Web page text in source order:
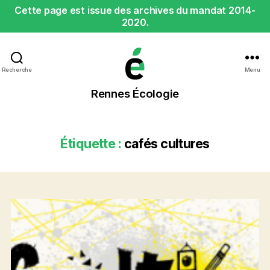
Cette page est issue des archives du mandat 2014-
2020.
Recherche
Rennes
Écologie
Rennes Écologie
Menu
Étiquette : cafés cultures